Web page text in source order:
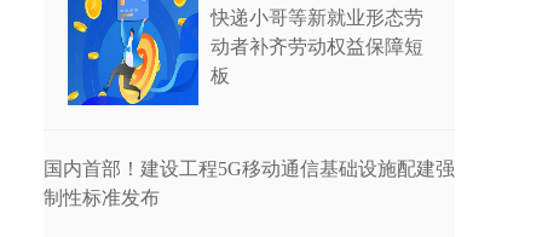
快递小哥等新就业形态劳
动者补齐劳动权益保障短
板
国内首部！建设工程5G移动通信基础设施配建强
制性标准发布